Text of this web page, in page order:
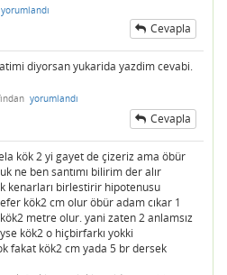
yorumlandı
Cevapla
diyorsan yukarida yazdim cevabi.
yorumlandı
Cevapla
kök 2 yi gayet de çizeriz ama öbür
ne ben santımı bilirim der alır
kenarları birlestirir hipotenusu
kök2 cm olur öbür adam cıkar 1
metre olur. yani zaten 2 anlamsız
kök2 o hiçbirfarkı yokki
fakat kök2 cm yada 5 br dersek